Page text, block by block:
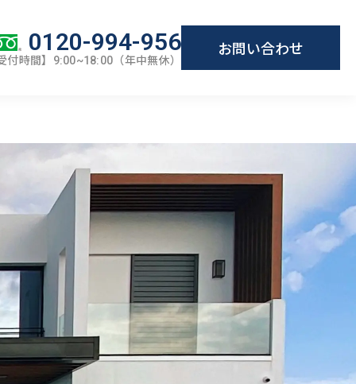
0120-994-956
付時間】 9:00~18:00 （年中無休）
お問い合わせ